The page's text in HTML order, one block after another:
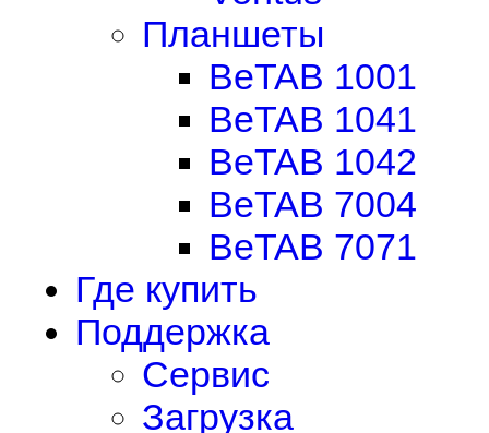
Планшеты
BeTAB 1001
BeTAB 1041
BeTAB 1042
BeTAB 7004
BeTAB 7071
Где купить
Поддержка
Сервис
Загрузка